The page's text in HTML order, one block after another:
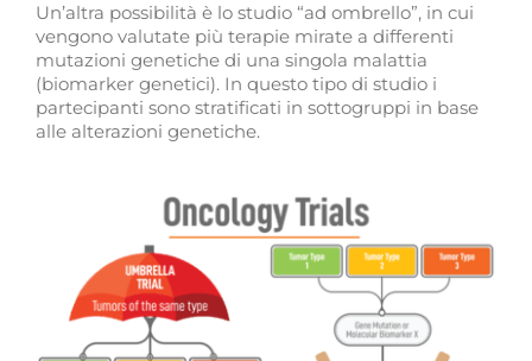
Un’altra possibilità è lo studio “ad ombrello”, in cui
vengono valutate più terapie mirate a differenti
mutazioni genetiche di una singola malattia
(biomarker genetici). In questo tipo di studio i
partecipanti sono stratificati in sottogruppi in base
alle alterazioni genetiche.